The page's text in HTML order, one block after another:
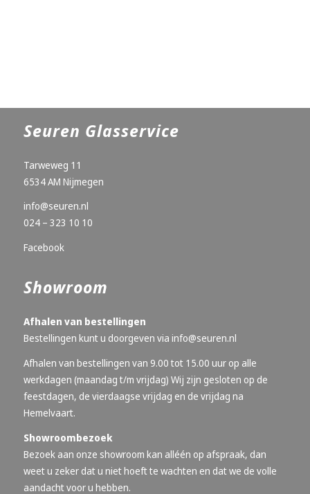
Seuren Glasservice
Tarweweg 11
6534 AM Nijmegen
info@seuren.nl
024 – 323 10 10
Facebook
Showroom
Afhalen van bestellingen
Bestellingen kunt u doorgeven via info@seuren.nl
Afhalen van bestellingen van 9.00 tot 15.00 uur op alle
werkdagen (maandag t/m vrijdag) Wij zijn gesloten op de
feestdagen, de vierdaagse vrijdag en de vrijdag na
Hemelvaart.
Showroombezoek
Bezoek aan onze showroom kan alléén op afspraak, dan
weet u zeker dat u niet hoeft te wachten en dat we de volle
aandacht voor u hebben.